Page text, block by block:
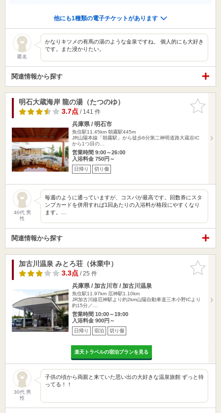
他にも1種類の電子チケットがあります
匿名
かなりキツメの有馬の湯のような金泉ですね。 個人的にも大好き
です。また浸かりたい。
関連情報から探す
お気に入
りに追加
明石大蔵海岸 龍の湯（たつのゆ）
3.7点/ 141 件
兵庫県 / 明石市
魚住駅11.45km 朝霧駅445m
JR山陽本線「朝霧駅」から徒歩6分第二神明道路大蔵谷IC
から1つ目の…
営業時間 9:00～26:00
入浴料金 750円～
日帰り 切り傷
40代 男
性
毎週のように通っていますが、コスパが最高です。回数券にスタ
ンプカードを併用すれば1回あたりの入浴料が格段にやすくなり
ます。…
関連情報から探す
お気に入
りに追加
加古川温泉 みとろ荘（休業中）
3.3点/ 25 件
兵庫県 / 加古川市 / 加古川温泉
魚住駅11.97km 厄神駅1.10km
JR加古川線厄神駅より約2km山陽自動車道三木小野ICより
約15分／…
営業時間 10:00～19:00
入浴料金 900円～
日帰り 宿泊 切り傷
楽天トラベルの宿泊プランを見る
30代 男
性
子供の頃から両親と来ていた思い出の大好きな温泉旅館 ずっと待
ってる！！